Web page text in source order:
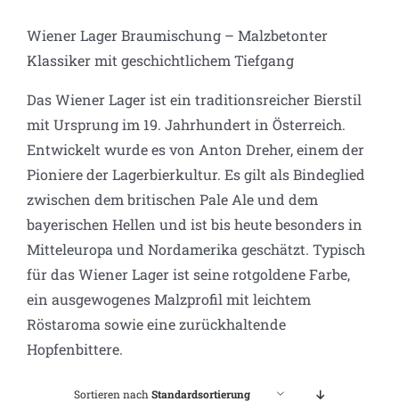
Wiener Lager Braumischung – Malzbetonter
Klassiker mit geschichtlichem Tiefgang
Das Wiener Lager ist ein traditionsreicher Bierstil
mit Ursprung im 19. Jahrhundert in Österreich.
Entwickelt wurde es von Anton Dreher, einem der
Pioniere der Lagerbierkultur. Es gilt als Bindeglied
zwischen dem britischen Pale Ale und dem
bayerischen Hellen und ist bis heute besonders in
Mitteleuropa und Nordamerika geschätzt. Typisch
für das Wiener Lager ist seine rotgoldene Farbe,
ein ausgewogenes Malzprofil mit leichtem
Röstaroma sowie eine zurückhaltende
Hopfenbittere.
Sortieren nach Standardsortierung